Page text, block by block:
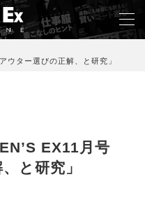
ウター選びの正解、と研究」
EX11月号
と研究」